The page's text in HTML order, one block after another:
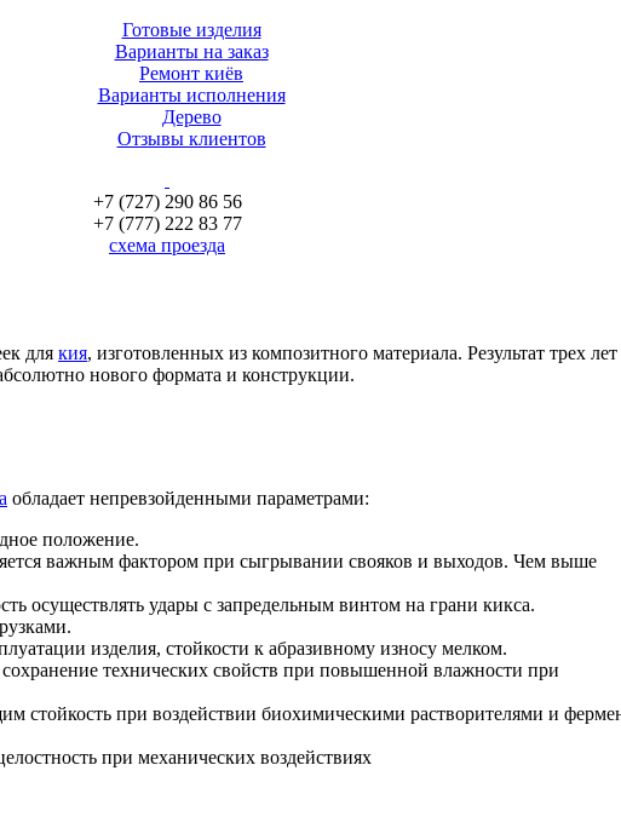
Готовые изделия
Варианты на заказ
Ремонт киёв
Варианты исполнения
Дерево
Отзывы клиентов
+7 (727) 290 86 56
+7 (777) 222 83 77
схема проезда
для кия, изготовленных из композитного материала. Результат трех лет
нового формата и конструкции.
обладает непревзойденными параметрами:
положение.
важным фактором при сыгрывании свояков и выходов. Чем выше
осуществлять удары с запредельным винтом на грани кикса.
изделия, стойкости к абразивному износу мелком.
технических свойств при повышенной влажности при
стойкость при воздействии биохимическими растворителями и
при механических воздействиях